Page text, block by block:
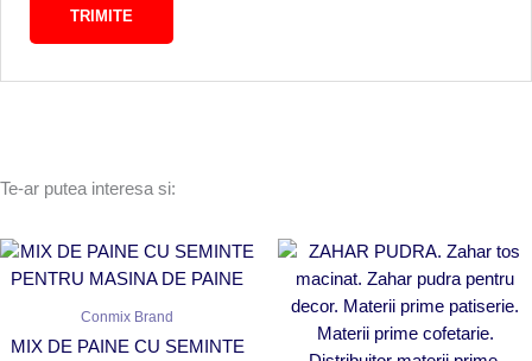
Te-ar putea interesa si:
Conmix Brand
MIX DE PAINE CU SEMINTE